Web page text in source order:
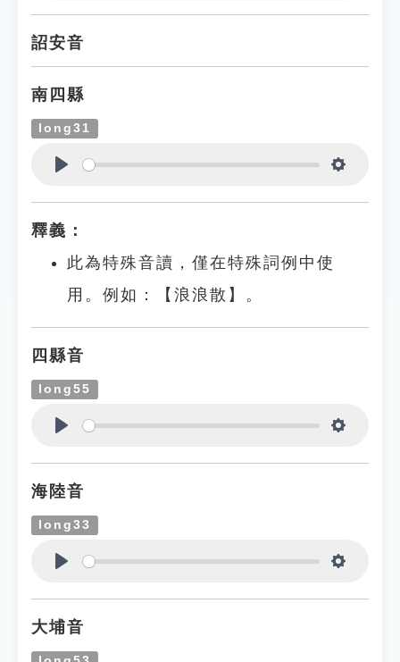
詔安音
南四縣
long31
釋義：
此為特殊音讀，僅在特殊詞例中使
用。例如：【浪浪散】。
四縣音
long55
海陸音
long33
大埔音